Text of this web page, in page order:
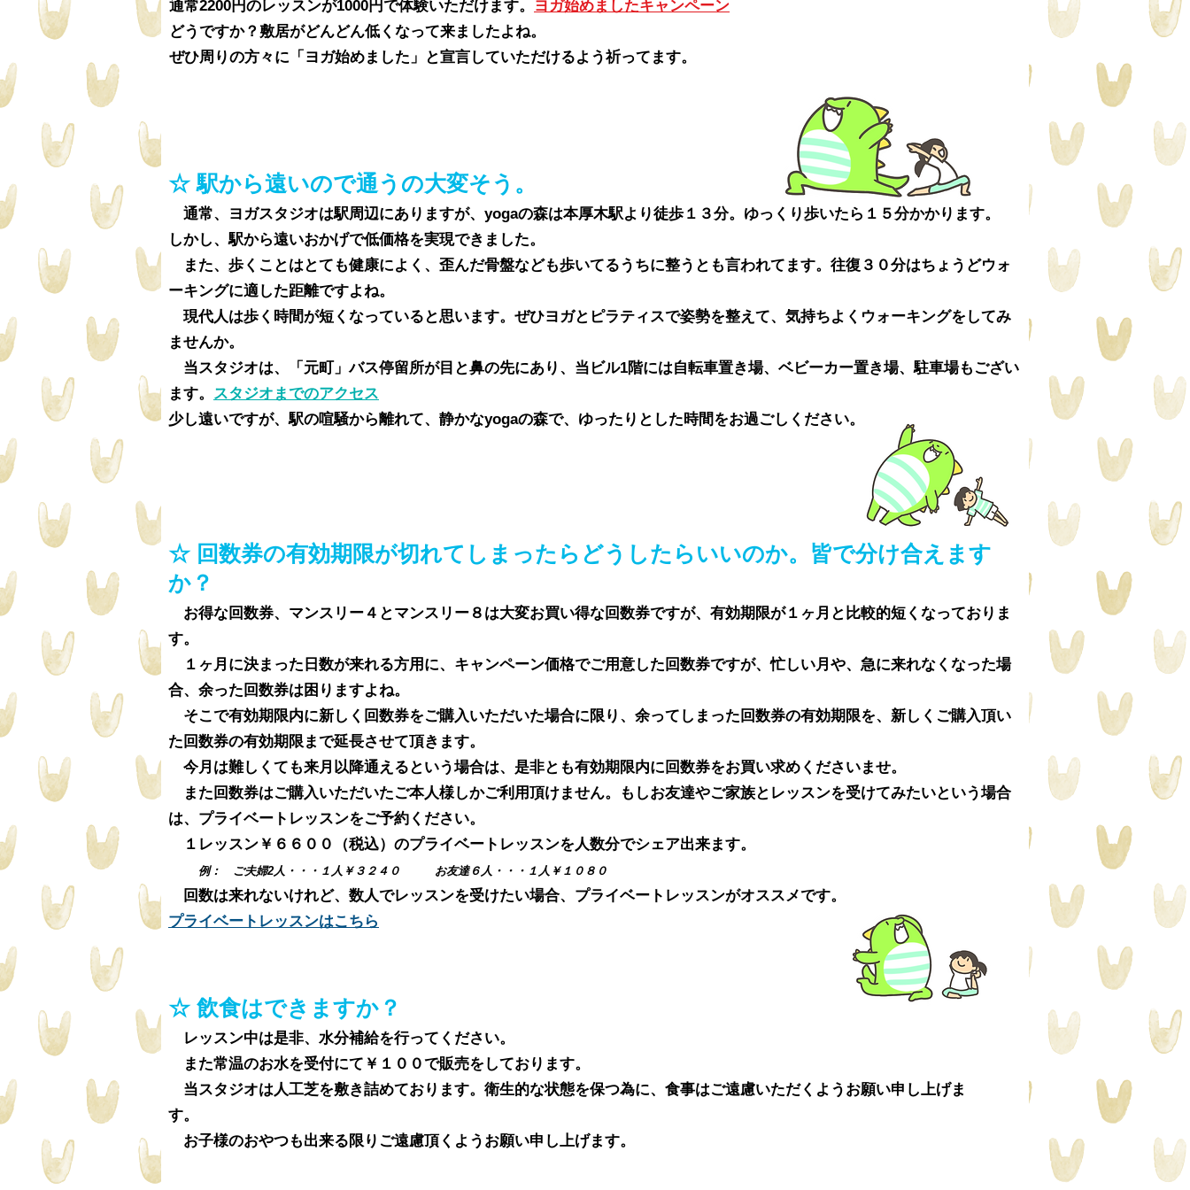
通常2200円のレッスンが1000円で体験いただけます。
ヨガ始めましたキャンペーン
どうですか？敷居がどんどん低くなって来ましたよね。
ぜひ周りの方々に「ヨガ始めました」と宣言していただけるよう祈ってます。
☆ 駅から遠いので通うの大変そう。
通常、ヨガスタジオは駅周辺にありますが、yogaの森は本厚木駅より徒歩１３分。ゆっくり歩いたら１５分かかります。
しかし、駅から遠いおかげで低価格を実現できました。
また、歩くことはとても健康によく、歪んだ骨盤なども歩いてるうちに整うとも言われてます。往復３０分はちょうどウォ
ーキングに適した距離ですよね。
現代人は歩く時間が短くなっていると思います。ぜひヨガとピラティスで姿勢を整えて、気持ちよくウォーキングをしてみ
ませんか。
当スタジオは、「元町」バス停留所が目と鼻の先にあり、当ビル1階には自転車置き場、ベビーカー置き場、駐車場もござい
ます。 スタジオまでのアクセス
少し遠いですが、駅の喧騒から離れて、静かなyogaの森で、ゆったりとした時間をお過ごしください。
☆ 回数券の有効期限が切れてしまったらどうしたらいいのか。皆で分け合えます
か？
お得な回数券、マンスリー４とマンスリー８は大変お買い得な回数券ですが、有効期限が１ヶ月と比較的短くなっておりま
す。
１ヶ月に決まった日数が来れる方用に、キャンペーン価格でご用意した回数券ですが、忙しい月や、急に来れなくなった場
合、余った回数券は困りますよね。
そこで有効期限内に新しく回数券をご購入いただいた場合に限り、余ってしまった回数券の有効期限を、新しくご購入頂い
た回数券の有効期限まで延長させて頂きます。
今月は難しくても来月以降通えるという場合は、是非とも有効期限内に回数券をお買い求めくださいませ。
​ また回数券はご購入いただいたご本人様しかご利用頂けません。もしお友達やご家族とレッスンを受けてみたいという場合
は、プライベートレッスンをご予約ください。
１レッスン￥６６００（税込）のプライベートレッスンを人数分でシェア出来ます。
例： ご夫婦2人・・・１人￥３２４０ お友達６人・・・１人￥１０８０
回数は来れないけれど、数人でレッスンを受けたい場合、プライベートレッスンがオススメです。
​プライベートレッスンはこちら
☆ 飲食はできますか？
レッスン中は是非、水分補給を行ってください。
また常温のお水を受付にて￥１００で販売をしております。
当スタジオは人工芝を敷き詰めております。衛生的な状態を保つ為に、食事はご遠慮いただくようお願い申し上げま
す。
​ お子様のおやつも出来る限りご遠慮頂くようお願い申し上げます。